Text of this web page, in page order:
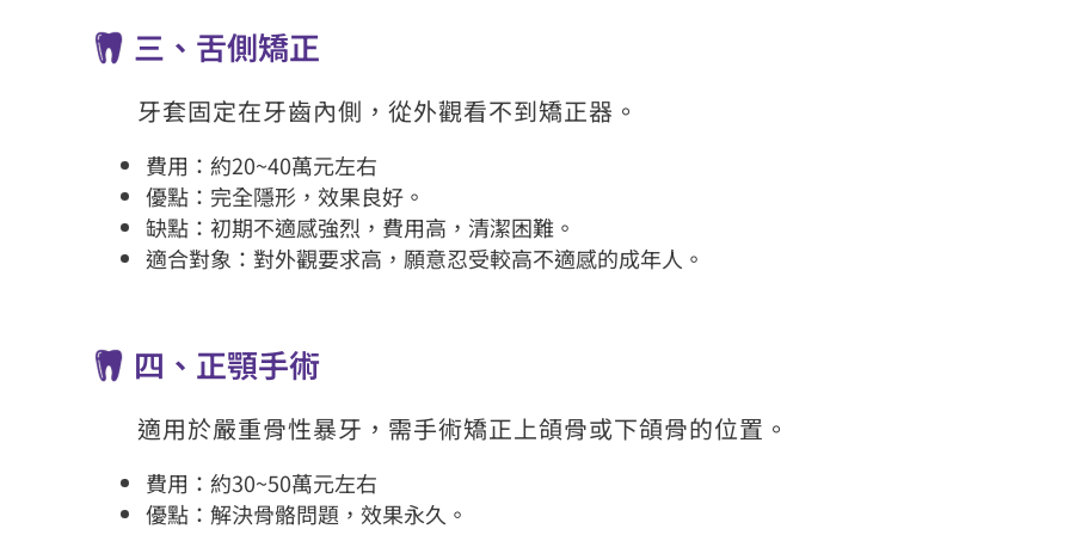
三、舌側矯正
牙套固定在牙齒內側，從外觀看不到矯正器。
費用：約20~40萬元左右
優點：完全隱形，效果良好。
缺點：初期不適感強烈，費用高，清潔困難。
適合對象：對外觀要求高，願意忍受較高不適感的成年人。
四、正顎手術
適用於嚴重骨性暴牙，需手術矯正上頜骨或下頜骨的位置。
費用：約30~50萬元左右
優點：解決骨骼問題，效果永久。